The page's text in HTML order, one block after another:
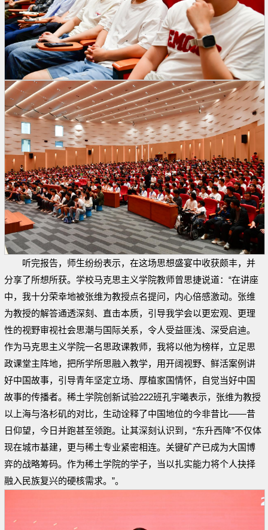
听完报告，师生纷纷表示，在这场思想盛宴中收获颇丰，并
分享了所想所获。学校马克思主义学院教师曾思捷说道：“在讲座
中，我十分荣幸地被张维为教授点名提问，内心倍感激动。张维
为教授的解答通透深刻、直击本质，引导我学会以更宏观、更理
性的视野审视社会思潮与国际关系，令人受益匪浅、深受启迪。
作为马克思主义学院一名思政课教师，我将以他为榜样，立足思
政课堂主阵地，把所学所思融入教学，用开阔视野、鲜活案例讲
好中国故事，引导青年坚定立场、厚植家国情怀，自觉当好中国
故事的传播者。稀土学院创新试验222班孔宇曦表示，张维为教授
以上海与洛杉矶的对比，生动诠释了中国地位的今非昔比——昔
日仰望，今日并跑甚至领跑。让其深刻认识到，“东升西降”不仅体
现在城市基建，更与稀土专业紧密相连。关键矿产已成为大国博
弈的战略筹码。作为稀土学院的学子，当以扎实能力将个人抉择
融入民族复兴的硬核需求。”。